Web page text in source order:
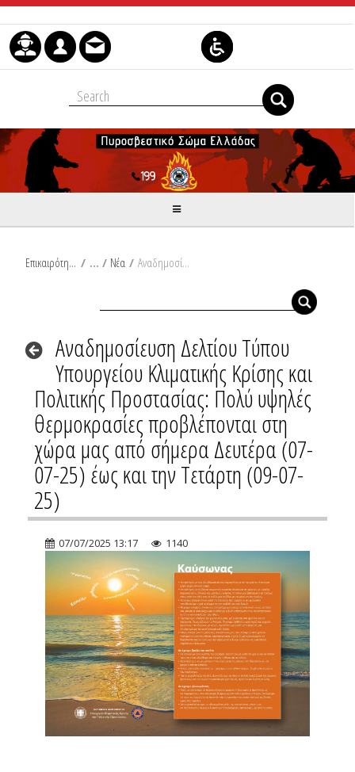
Μετάβαση στο περιεχόμενο
Επικαιρότητα / Νέα / Αναδημοσίευση Δελτίου Τύπου Υπουργείου Κλιματικής Κρίσης και Πολιτικής Προστασίας: Πολύ υψηλές θερμοκρασίες προβλέπονται στη χώρα μας από σήμερα Δευτέρα (07-07-25) έως και την Τετάρτη (09-07-25)
Αναδημοσίευση Δελτίου Τύπου
Υπουργείου Κλιματικής Κρίσης και
Πολιτικής Προστασίας: Πολύ υψηλές
θερμοκρασίες προβλέπονται στη
χώρα μας από σήμερα Δευτέρα (07-
07-25) έως και την Τετάρτη (09-07-
25)
07/07/2025 13:17 1140